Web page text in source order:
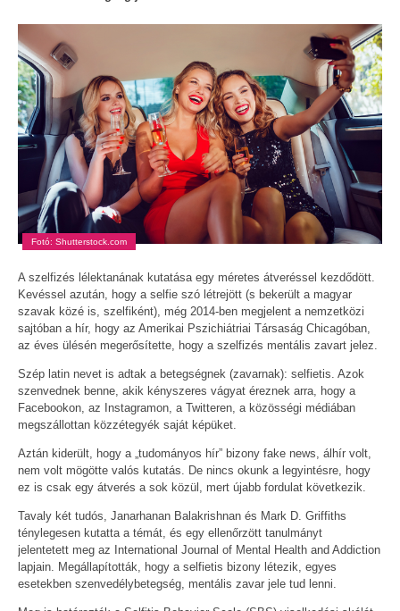
Fotó: Shutterstock.com
A szelfizés lélektanának kutatása egy méretes átveréssel kezdődött.
Kevéssel azután, hogy a selfie szó létrejött (s bekerült a magyar
szavak közé is, szelfiként), még 2014-ben megjelent a nemzetközi
sajtóban a hír, hogy az Amerikai Pszichiátriai Társaság Chicagóban,
az éves ülésén megerősítette, hogy a szelfizés mentális zavart jelez.
Szép latin nevet is adtak a betegségnek (zavarnak): selfietis. Azok
szenvednek benne, akik kényszeres vágyat éreznek arra, hogy a
Facebookon, az Instagramon, a Twitteren, a közösségi médiában
megszállottan közzétegyék saját képüket.
Aztán kiderült, hogy a „tudományos hír” bizony fake news, álhír volt,
nem volt mögötte valós kutatás. De nincs okunk a legyintésre, hogy
ez is csak egy átverés a sok közül, mert újabb fordulat következik.
Tavaly két tudós, Janarhanan Balakrishnan és Mark D. Griffiths
ténylegesen kutatta a témát, és egy ellenőrzött tanulmányt
jelentetett meg az International Journal of Mental Health and Addiction
lapjain. Megállapították, hogy a selfietis bizony létezik, egyes
esetekben szenvedélybetegség, mentális zavar jele tud lenni.